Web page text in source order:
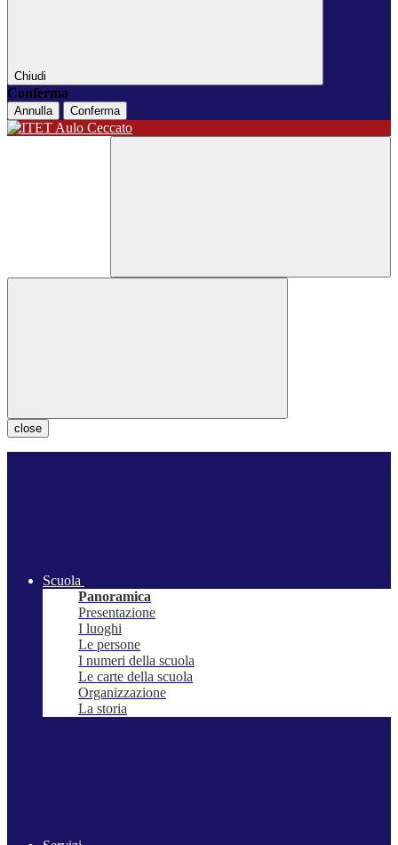
Chiudi
Conferma
Annulla Conferma
close
Scuola
Panoramica
Presentazione
I luoghi
Le persone
I numeri della scuola
Le carte della scuola
Organizzazione
La storia